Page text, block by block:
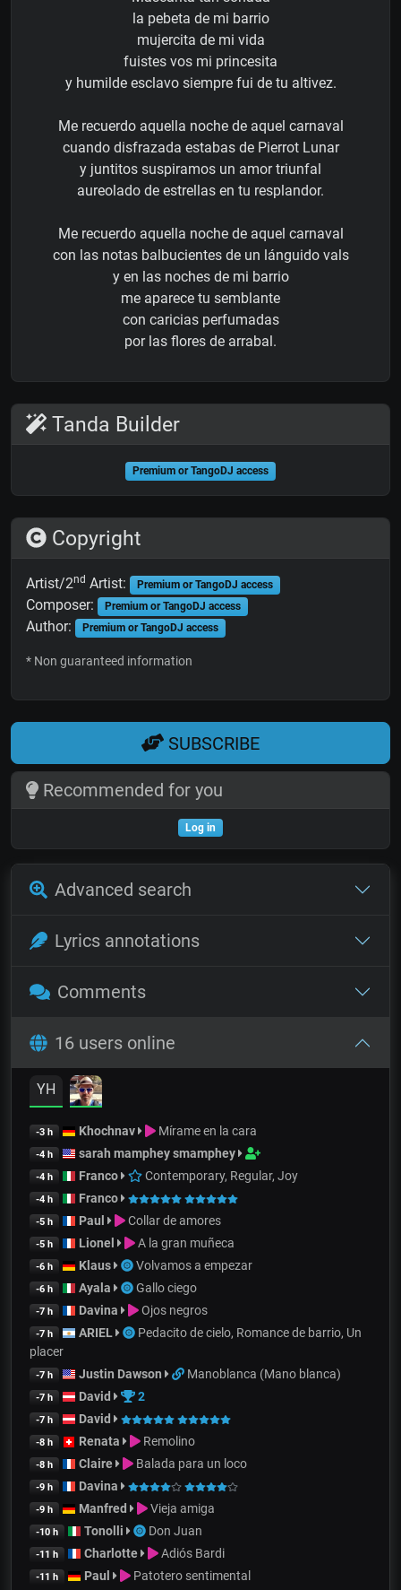
la pebeta de mi barrio
mujercita de mi vida
fuistes vos mi princesita
y humilde esclavo siempre fui de tu altivez.
Me recuerdo aquella noche de aquel carnaval
cuando disfrazada estabas de Pierrot Lunar
y juntitos suspiramos un amor triunfal
aureolado de estrellas en tu resplandor.
Me recuerdo aquella noche de aquel carnaval
con las notas balbucientes de un lánguido vals
y en las noches de mi barrio
me aparece tu semblante
con caricias perfumadas
por las flores de arrabal.
Tanda Builder
Premium or TangoDJ access
Copyright
Artist/2nd Artist: Premium or TangoDJ access
Composer: Premium or TangoDJ access
Author: Premium or TangoDJ access
* Non guaranteed information
SUBSCRIBE
Recommended for you
Log in
Advanced search
Lyrics annotations
Comments
16 users online
YH
-3 h Khochnav Mírame en la cara
-4 h sarah mamphey smamphey
-4 h Franco Contemporary, Regular, Joy
-4 h Franco
-5 h Paul Collar de amores
-5 h Lionel A la gran muñeca
-6 h Klaus Volvamos a empezar
-6 h Ayala Gallo ciego
-7 h Davina Ojos negros
-7 h ARIEL
Pedacito de cielo, Romance de barrio, Un
placer
-7 h Justin Dawson Manoblanca (Mano blanca)
-7 h David 2
-7 h David
-8 h Renata Remolino
-8 h Claire Balada para un loco
-9 h Davina
-9 h Manfred Vieja amiga
-10 h Tonolli Don Juan
-11 h Charlotte Adiós Bardi
-11 h Paul Patotero sentimental